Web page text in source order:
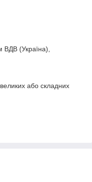
(Україна),
або складних